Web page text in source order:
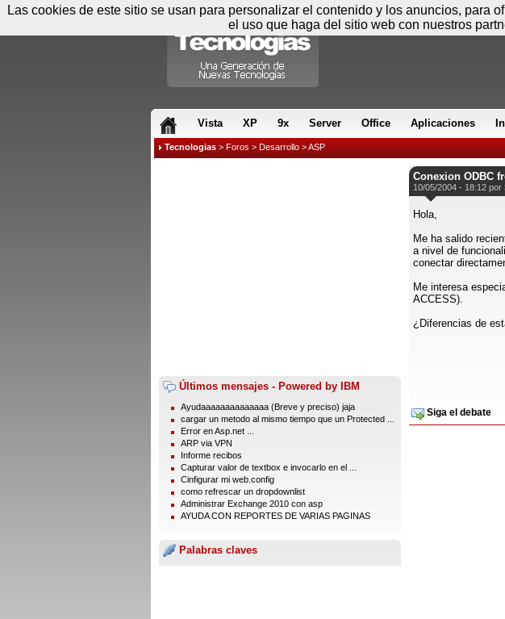
Vista XP 9x Server Office Aplicaciones
Tecnologias > Foros > Desarrollo >ASP
Últimos mensajes - Powered by IBM
Ayudaaaaaaaaaaaaaa (Breve y preciso) jaja
cargar un metodo al mismo tiempo que un Protected ...
Error en Asp.net ...
ARP via VPN
Informe recibos
Capturar valor de textbox e invocarlo en el ...
Cinfigurar mi web.config
como refrescar un dropdownlist
Administrar Exchange 2010 con asp
AYUDA CON REPORTES DE VARIAS PAGINAS
Palabras claves
Conexion ODBC
10/05/2004 - 18:12 por
Hola,
Me ha salido
a nivel de
conectar
Me interesa
ACCESS).
¿Diferencias de
Siga el debate
Las cookies de este sitio se usan para personalizar el contenido y los anuncios, para
el uso que haga del sitio web con nuestros